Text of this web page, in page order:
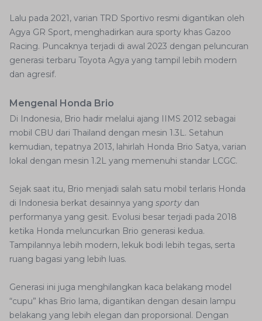
Lalu pada 2021, varian TRD Sportivo resmi digantikan oleh
Agya GR Sport, menghadirkan aura sporty khas Gazoo
Racing. Puncaknya terjadi di awal 2023 dengan peluncuran
generasi terbaru Toyota Agya yang tampil lebih modern
dan agresif.
Mengenal Honda Brio
Di Indonesia, Brio hadir melalui ajang IIMS 2012 sebagai
mobil CBU dari Thailand dengan mesin 1.3L. Setahun
kemudian, tepatnya 2013, lahirlah Honda Brio Satya, varian
lokal dengan mesin 1.2L yang memenuhi standar LCGC.
Sejak saat itu, Brio menjadi salah satu mobil terlaris Honda
di Indonesia berkat desainnya yang sporty dan
performanya yang gesit. Evolusi besar terjadi pada 2018
ketika Honda meluncurkan Brio generasi kedua.
Tampilannya lebih modern, lekuk bodi lebih tegas, serta
ruang bagasi yang lebih luas.
Generasi ini juga menghilangkan kaca belakang model
“cupu” khas Brio lama, digantikan dengan desain lampu
belakang yang lebih elegan dan proporsional. Dengan